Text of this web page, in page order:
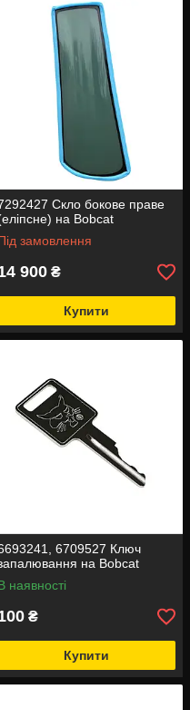
Скло бокове праве
на Bobcat
замовлення
900 ₴
Купити
6709527 Ключ
на Bobcat
наявності
₴
Купити